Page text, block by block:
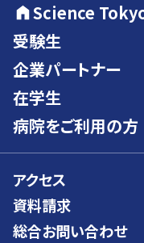
Science
受験生
企業パートナー
在学生
病院をご利用の方
アクセス
資料請求
総合お問い合わせ